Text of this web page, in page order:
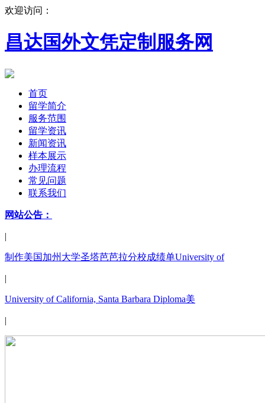
欢迎访问：
昌达国外文凭定制服务网
首页
留学简介
服务范围
留学资讯
新闻资讯
样本展示
办理流程
常见问题
联系我们
网站公告：
|
制作美国加州大学圣塔芭芭拉分校成绩单University of
|
University of California, Santa Barbara Diploma美
|